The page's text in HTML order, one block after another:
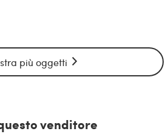
più oggetti
venditore